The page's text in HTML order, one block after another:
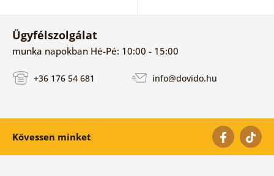
Ügyfélszolgálat
munka napokban Hé-Pé: 10:00 - 15:00
+36 176 54 681 info@dovido.hu
Kövessen minket